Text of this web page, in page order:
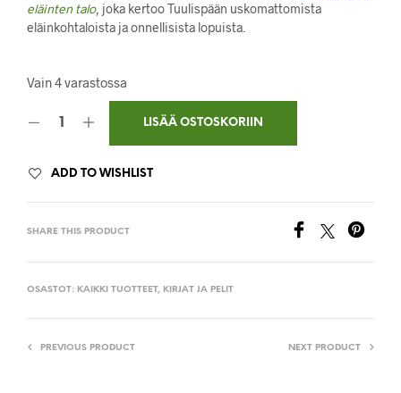
eläinten talo, joka kertoo Tuulispään uskomattomista
eläinkohtaloista ja onnellisista lopuista.
Vain 4 varastossa
LISÄÄ OSTOSKORIIN
ADD TO WISHLIST
SHARE THIS PRODUCT
OSASTOT: KAIKKI TUOTTEET, KIRJAT JA PELIT
PREVIOUS PRODUCT NEXT PRODUCT